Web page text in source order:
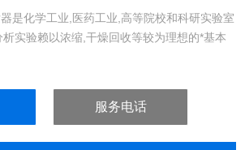
是化学工业,医药工业,高等院校和科研实验室
实验赖以浓缩,干燥回收等较为理想的*基本
服务电话